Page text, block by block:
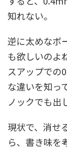
知れない。
逆に太めなボ
も欲しいのよ
スアップでの
な違いを知っ
ノックでも出
現状で、消せ
ら、書き味を